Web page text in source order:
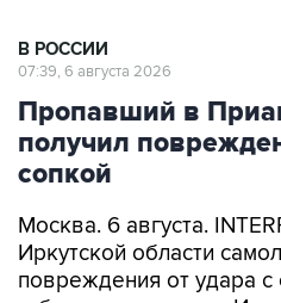
В РОССИИ
07:39, 6 августа 2026
Пропавший в
получил
сопкой
Москва. 6 августа.
Иркутской области
повреждения от удара